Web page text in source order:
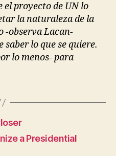
el proyecto de UN lo
la naturaleza de la
-observa Lacan-
lo que se quiere.
lo menos- para
a Presidential